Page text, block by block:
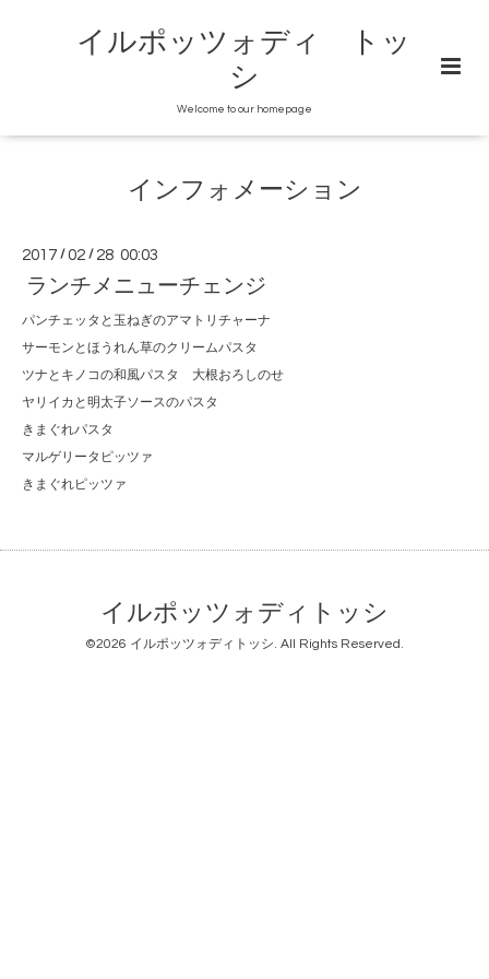
イルポッツォディ トッ
シ
Welcome to our homepage
インフォメーション
2017 /02 / 28 00:03
ランチメニューチェンジ
パンチェッタと玉ねぎのアマトリチャーナ
サーモンとほうれん草のクリームパスタ
ツナとキノコの和風パスタ 大根おろしのせ
ヤリイカと明太子ソースのパスタ
きまぐれパスタ
マルゲリータピッツァ
きまぐれピッツァ
イルポッツォディトッシ
©2026 イルポッツォディトッシ. All Rights Reserved.